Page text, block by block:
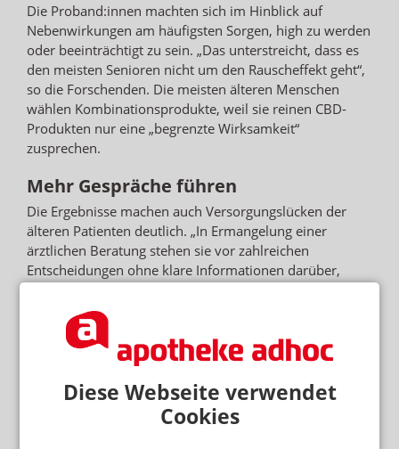
Diese Webseite verwendet
Cookies
Die Proband:innen machten sich im Hinblick auf
Nebenwirkungen am häufigsten Sorgen, high zu werden
oder beeinträchtigt zu sein. „Das unterstreicht, dass es
den meisten Senioren nicht um den Rauscheffekt geht“,
so die Forschenden. Die meisten älteren Menschen
wählen Kombinationsprodukte, weil sie reinen CBD-
Produkten nur eine „begrenzte Wirksamkeit“
zusprechen.
Mehr Gespräche führen
Die Ergebnisse machen auch Versorgungslücken der
älteren Patienten deutlich. „In Ermangelung einer
ärztlichen Beratung stehen sie vor zahlreichen
Entscheidungen ohne klare Informationen darüber,
kann“, geben die Forschenden zu bedenken. Daher solle
mehr Forschung sowie die Entwicklung klinischer
Leitlinien betrieben werden, um Ärzten und Patienten
bessere Entscheidungsgrundlagen zu bieten.
„Wir würden uns sehr wünschen, dass mehr dieser
Gespräche zwischen Ärzten und Patienten stattfinden,